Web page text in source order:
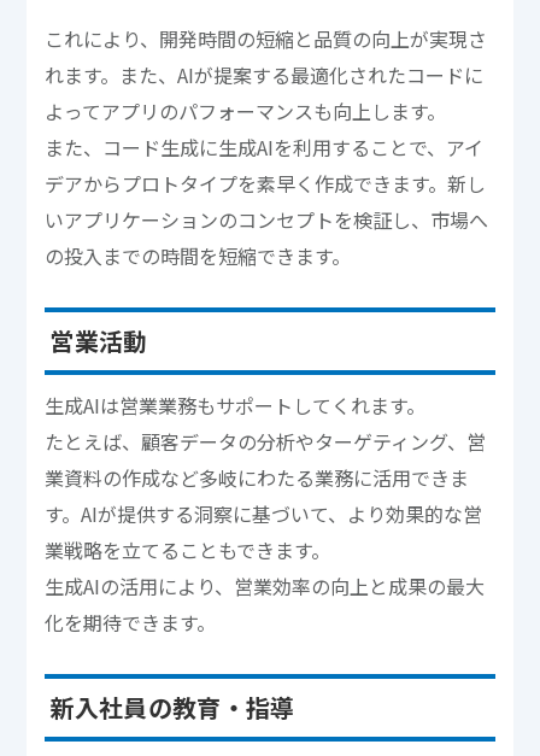
これにより、開発時間の短縮と品質の向上が実現さ
れます。また、AIが提案する最適化されたコードに
よってアプリのパフォーマンスも向上します。
また、コード生成に生成AIを利用することで、アイ
デアからプロトタイプを素早く作成できます。新し
いアプリケーションのコンセプトを検証し、市場へ
の投入までの時間を短縮できます。
営業活動
生成AIは営業業務もサポートしてくれます。
たとえば、顧客データの分析やターゲティング、営
業資料の作成など多岐にわたる業務に活用できま
す。AIが提供する洞察に基づいて、より効果的な営
業戦略を立てることもできます。
生成AIの活用により、営業効率の向上と成果の最大
化を期待できます。
新入社員の教育・指導